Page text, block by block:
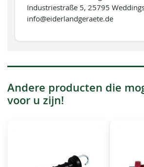
Industriestraße 5, 25795
info@eiderlandgeraete.de
Andere producten die
voor u zijn!